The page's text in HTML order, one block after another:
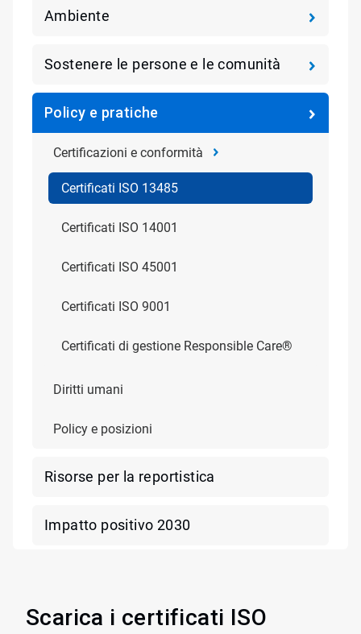
Ambiente
Sostenere le persone e le comunità
Policy e pratiche
Certificazioni e conformità
Certificati ISO 13485
Certificati ISO 14001
Certificati ISO 45001
Certificati ISO 9001
Certificati di gestione Responsible Care®
Diritti umani
Policy e posizioni
Risorse per la reportistica
Impatto positivo 2030
Scarica i certificati ISO